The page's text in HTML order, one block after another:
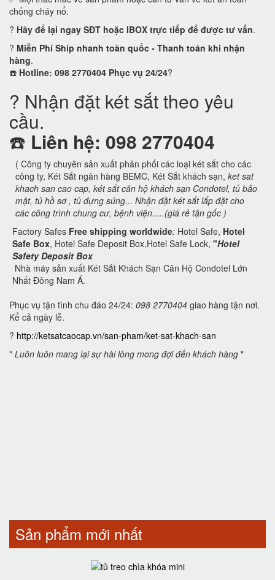
chống cháy nổ.
? Hãy để lại ngay SĐT hoặc IBOX trực tiếp để được tư vấn.
? Miễn Phí Ship nhanh toàn quốc - Thanh toán khi nhận
hàng.
☎️ Hotline: 098 2770404 Phục vụ 24/24?
? Nhận đặt két sắt theo yêu
cầu.
☎️ Liên hệ: 098 2770404
( Công ty chuyên sản xuất phân phối các loại két sắt cho các
công ty, Két Sắt ngân hàng BEMC, Két Sắt khách sạn, ket sat
khach san cao cap, két sắt căn hộ khách sạn Condotel, tủ bảo
mật, tủ hồ sơ , tủ đựng súng... Nhận đặt két sắt lắp đặt cho
các công trình chung cư, bệnh viện.....(giá rẻ tận gốc )
Factory Safes Free shipping worldwide: Hotel Safe, Hotel
Safe Box, Hotel Safe Deposit Box,Hotel Safe Lock, "Hotel
Safety Deposit Box
Nhà máy sản xuất Két Sắt Khách Sạn Căn Hộ Condotel Lớn
Nhất Đông Nam Á.
Phục vụ tận tình chu đáo 24/24: 098 2770404 giao hàng tận nơi.
Kể cả ngày lễ.
? http://ketsatcaocap.vn/san-pham/ket-sat-khach-san
" Luôn luôn mang lại sự hài lòng mong đợi đến khách hàng "
Sản phẩm mới nhất